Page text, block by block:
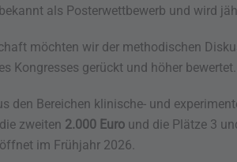
als Posterwettbewerb und wird
möchten wir der methodischen
Kongresses gerückt und höher bewertet.
den Bereichen klinische- und
zweiten 2.000 Euro und die Plätze 3
im Frühjahr 2026.